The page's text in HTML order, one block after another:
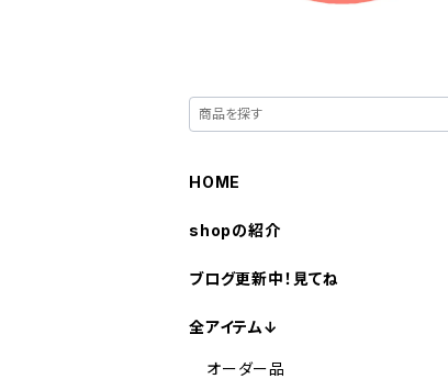
HOME
shopの紹介
ブログ更新中！見てね
全アイテム↓
オーダー品